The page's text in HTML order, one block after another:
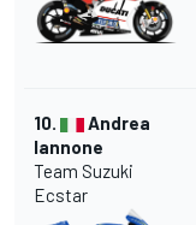
10.
Andrea
Iannone
Team Suzuki
Ecstar